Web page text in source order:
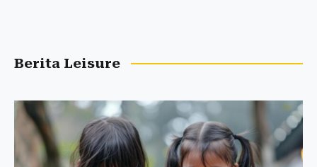
Berita Leisure